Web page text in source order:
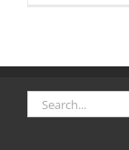
Search
for: